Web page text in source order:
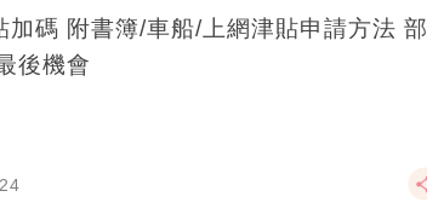
加碼 附書簿/車船/上網津貼申請方法 部
後機會